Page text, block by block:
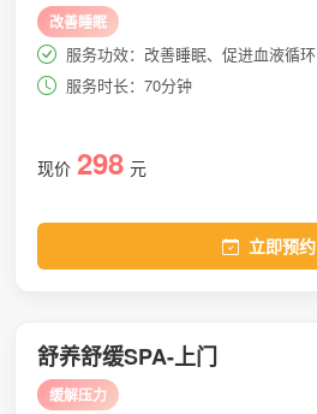
改善睡眠
服务功效：改善睡眠、促进血液循环
服务时长：70分钟
现价 298 元
立即预约
舒养舒缓SPA-上门
缓解压力